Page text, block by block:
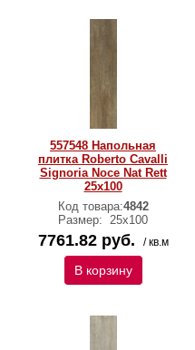
557548 Напольная
плитка Roberto Cavalli
Signoria Noce Nat Rett
25x100
Код товара:4842
Размер: 25x100
7761.82 руб. / кв.м
В корзину